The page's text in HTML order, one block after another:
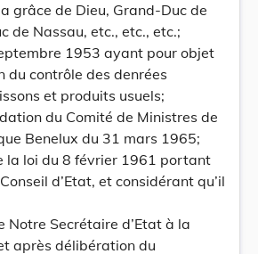
grâce de Dieu, Grand-Duc de
de Nassau, etc., etc., etc.;
1953 ayant pour objet
du contrôle des denrées
et produits usuels;
du Comité de Ministres de
Benelux du 31 mars 1965;
la loi du 8 février 1961 portant
d’Etat, et considérant qu’il
Notre Secrétaire d’Etat à la
après délibération du